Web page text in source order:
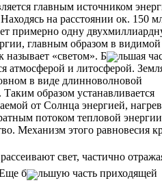
главным источником
на расстоянии ок. 150
примерно одну
главным образом в видимой
называет «светом». Б
льшая
атмосферой и литосферой.
в виде длинноволновой
образом устанавливается
от Солнца энергией,
потоком тепловой
Механизм этого равновесия
свет, частично
б
льшую часть приходящей